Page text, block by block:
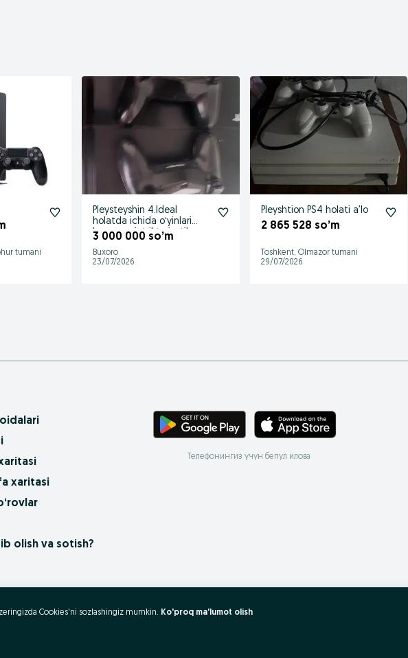
tumani
Pleysteyshin 4.Ideal
holatda ichida oʻyinlari
ham mavjut ikta jostik
3 000 000 so’m
Buxoro
23/07/2026
Pleyshtion PS4 holati a’lo
2 865 528 so’m
Toshkent, Olmazor tumani
29/07/2026
xaritasi
olish va sotish?
Телефонингиз учун бепул илова
Cookies'ni sozlashingiz mumkin. Ko'proq ma'lumot olish